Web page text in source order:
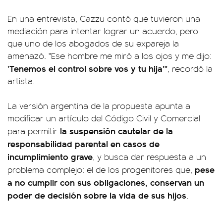
En una entrevista, Cazzu contó que tuvieron una
mediación para intentar lograr un acuerdo, pero
que uno de los abogados de su expareja la
amenazó. "Ese hombre me miró a los ojos y me dijo:
'Tenemos el control sobre vos y tu hija'", recordó la
artista.
La versión argentina de la propuesta apunta a
modificar un artículo del Código Civil y Comercial
para permitir la suspensión cautelar de la
responsabilidad parental en casos de
incumplimiento grave, y busca dar respuesta a un
problema complejo: el de los progenitores que, pese
a no cumplir con sus obligaciones, conservan un
poder de decisión sobre la vida de sus hijos.